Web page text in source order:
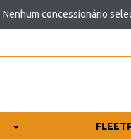
Nenhum concessionário